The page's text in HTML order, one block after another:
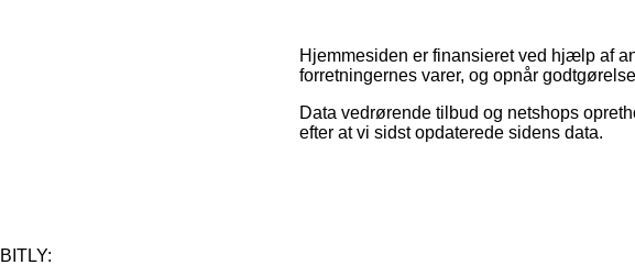
Hjemmesiden er finansieret ved hjælp af
forretningernes varer, og opnår
Data vedrørende tilbud og netshops
efter at vi sidst opdaterede sidens data.
BITLY: